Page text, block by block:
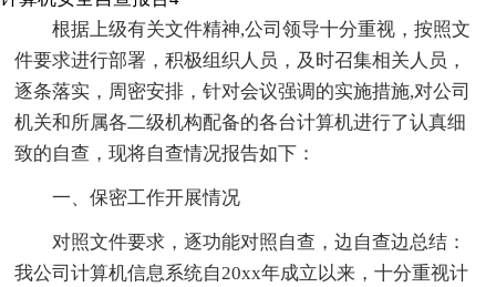
根据上级有关文件精神,公司领导十分重视，按照文
件要求进行部署，积极组织人员，及时召集相关人员，
逐条落实，周密安排，针对会议强调的实施措施,对公司
机关和所属各二级机构配备的各台计算机进行了认真细
致的自查，现将自查情况报告如下：
一、保密工作开展情况
对照文件要求，逐功能对照自查，边自查边总结：
我公司计算机信息系统自20xx年成立以来，十分重视计